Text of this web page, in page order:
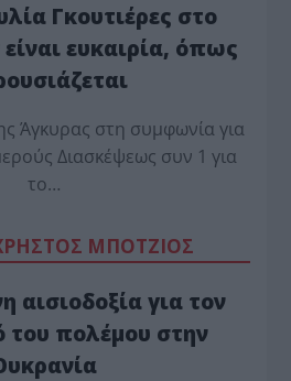
Γκουτιέρες στο
ευκαιρία, όπως
Άγκυρας στη συμφωνία για
Διασκέψεως συν 1 για
το…
ΜΠΟΤΖΙΟΣ
αισιοδοξία για τον
του πολέμου στην